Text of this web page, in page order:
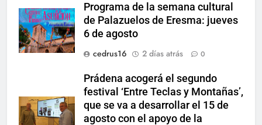
Programa de la semana cultural
de Palazuelos de Eresma: jueves
6 de agosto
cedrus16
2 días atrás 0
Prádena acogerá el segundo
festival ‘Entre Teclas y Montañas’,
que se va a desarrollar el 15 de
agosto con el apoyo de la